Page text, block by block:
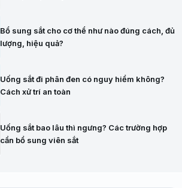
Bổ sung sắt cho cơ thể như nào đúng cách, đủ
lượng, hiệu quả?
Uống sắt đi phân đen có nguy hiểm không?
Cách xử trí an toàn
Uống sắt bao lâu thì ngưng? Các trường hợp
cần bổ sung viên sắt